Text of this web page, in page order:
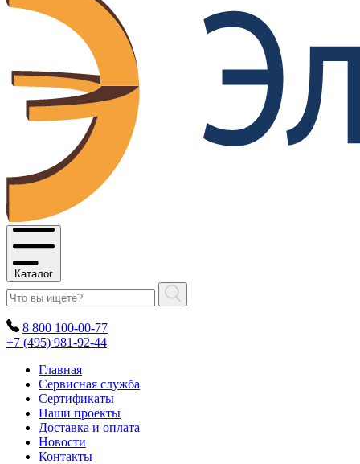
Каталог
8 800 100-00-77
+7 (495) 981-92-44
Главная
Сервисная служба
Сертификаты
Наши проекты
Доставка и оплата
Новости
Контакты